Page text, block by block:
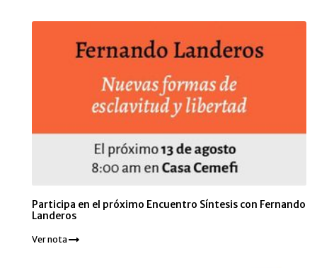
Participa en el próximo Encuentro Síntesis con Fernando
Landeros
Ver nota